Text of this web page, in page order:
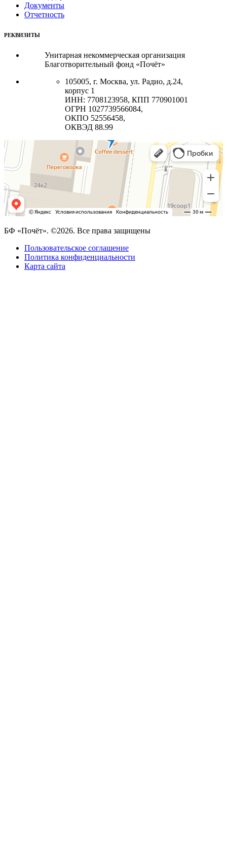
Документы
Отчетность
РЕКВИЗИТЫ
Унитарная некоммерческая организация
Благотворительный фонд «Почёт»
105005, г. Москва, ул. Радио, д.24,
корпус 1
ИНН: 7708123958, КПП 770901001
ОГРН 1027739566084,
ОКПО 52556458,
ОКВЭД 88.99
БФ «Почёт». ©2026. Все права защищены
Пользовательское соглашение
Политика конфиденциальности
Карта сайта